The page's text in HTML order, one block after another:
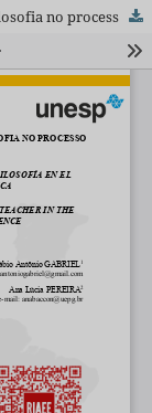
Percepções sobre o papel do professor de filosofia no processo da experiência filosófica